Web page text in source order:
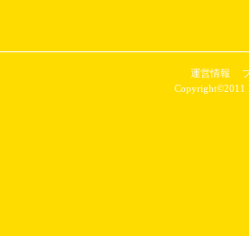
運営情報
Copyright©2011